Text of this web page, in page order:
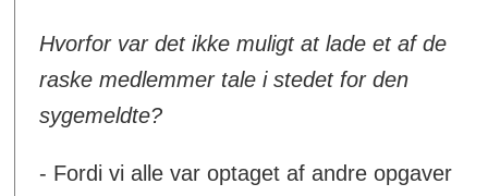
Hvorfor var det ikke muligt at lade et af de
raske medlemmer tale i stedet for den
sygemeldte?
- Fordi vi alle var optaget af andre opgaver